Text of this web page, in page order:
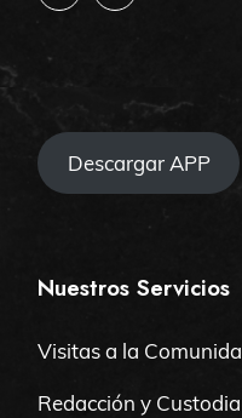
Descargar APP
Nuestros Servicios
Visitas a la
Redacción y